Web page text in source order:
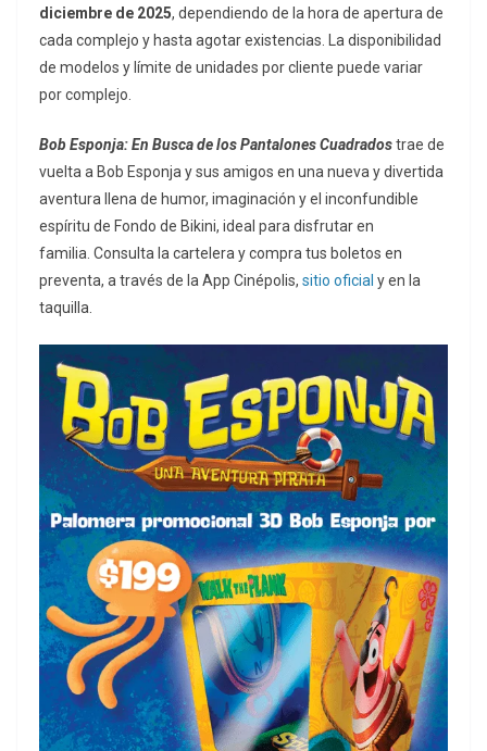
diciembre de 2025, dependiendo de la hora de apertura de
cada complejo y hasta agotar existencias. La disponibilidad
de modelos y límite de unidades por cliente puede variar
por complejo.
Bob Esponja: En Busca de los Pantalones Cuadradostrae de
vuelta a Bob Esponja y sus amigos en una nueva y divertida
aventura llena de humor, imaginación y el inconfundible
espíritu de Fondo de Bikini, ideal para disfrutar en
familia. Consulta la cartelera y compra tus boletos en
preventa, a través de la App Cinépolis, sitio oficial y en la
taquilla.